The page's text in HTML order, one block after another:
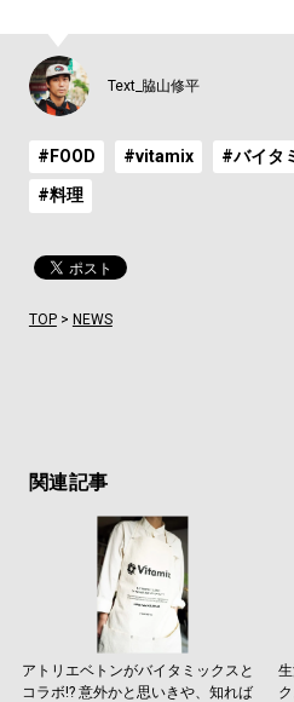
Text_脇山修平
#FOOD #vitamix #バイタ
#料理
TOP> NEWS
関連記事
アトリエベトンがバイタミックスと
コラボ!? 意外かと思いきや、知れば